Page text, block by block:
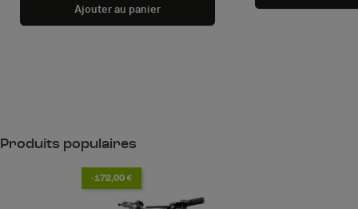
Ajouter au panier
Produits populaires
-172,00 €